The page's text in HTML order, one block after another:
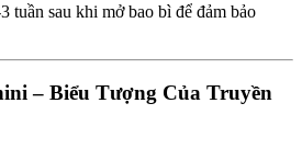
tuần sau khi mở bao bì để đảm bảo
– Biểu Tượng Của Truyền